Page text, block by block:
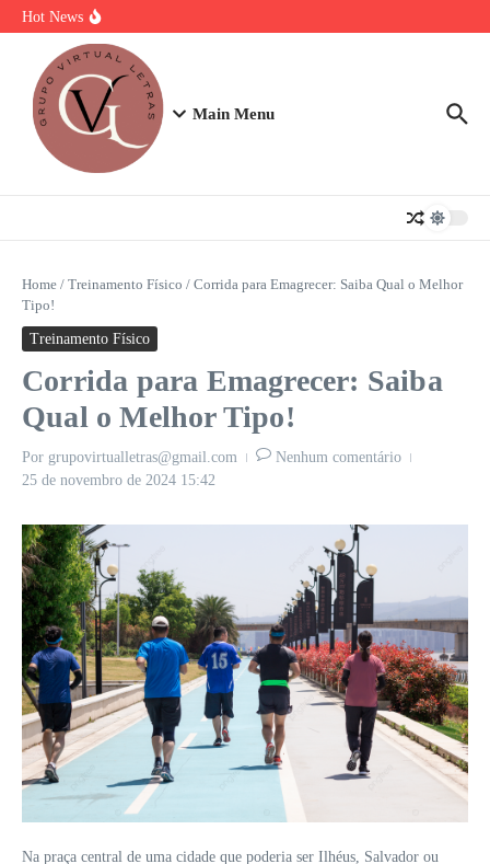
Ir para o conteúdo
Hot News
Strogonoff de frango light: A Receita Definitiva para Ganhar Massa
com Prazer
Plano de 7 Dias de Treino, Energia e Nutrição
Main Menu
Home / Treinamento Físico / Corrida para Emagrecer: Saiba Qual o Melhor
Tipo!
Treinamento Físico
Corrida para Emagrecer: Saiba
Qual o Melhor Tipo!
Por grupovirtualletras@gmail.com
Nenhum comentário
25 de novembro de 2024 15:42
Na praça central de uma cidade que poderia ser Ilhéus, Salvador ou